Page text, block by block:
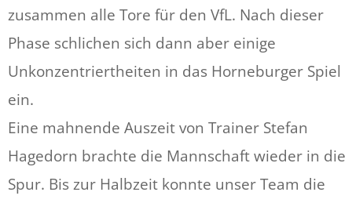
zusammen alle Tore für den VfL. Nach dieser
Phase schlichen sich dann aber einige
Unkonzentriertheiten in das Horneburger Spiel
ein.
Eine mahnende Auszeit von Trainer Stefan
Hagedorn brachte die Mannschaft wieder in die
Spur. Bis zur Halbzeit konnte unser Team die